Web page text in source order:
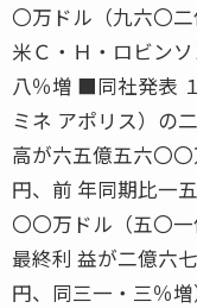
〇万ドル（九六〇二
米Ｃ・Ｈ・ロビン
八％増 ■同社発表
ミネ アポリス）の
高が六五億五六〇
円、前 年同期比一
〇〇万ドル（五〇
最終利 益が二億六
円、同三一・三％